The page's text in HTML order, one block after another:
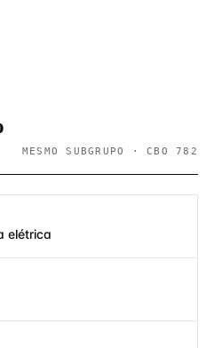
MESMO SUBGRUPO · CBO 782
elétrica